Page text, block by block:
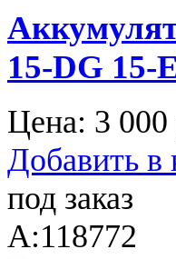
15-DG 15-
Цена: 3 000
Добавить в
под заказ
A:118772